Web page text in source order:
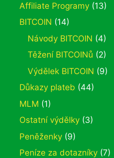
Affiliate Programy (13)
BITCOIN (14)
Návody BITCOIN (4)
Těžení BITCOINů (2)
Výdělek BITCOIN (9)
Důkazy plateb (44)
MLM (1)
Ostatní výdělky (3)
Peněženky (9)
Peníze za dotazníky (7)